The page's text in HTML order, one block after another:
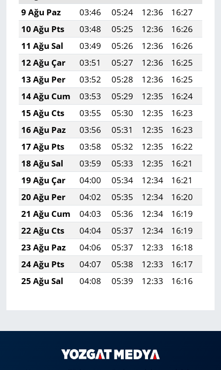
9 Ağu Paz
03:46 05:24 12:36 16:27
10 Ağu Pts
03:48 05:25 12:36 16:26
11 Ağu Sal
03:49 05:26 12:36 16:26
12 Ağu Çar
03:51 05:27 12:36 16:25
13 Ağu Per
03:52 05:28 12:36 16:25
14 Ağu Cum
03:53 05:29 12:35 16:24
15 Ağu Cts
03:55 05:30 12:35 16:23
16 Ağu Paz
03:56 05:31 12:35 16:23
17 Ağu Pts
03:58 05:32 12:35 16:22
18 Ağu Sal
03:59 05:33 12:35 16:21
19 Ağu Çar
04:00 05:34 12:34 16:21
20 Ağu Per
04:02 05:35 12:34 16:20
21 Ağu Cum
04:03 05:36 12:34 16:19
22 Ağu Cts
04:04 05:37 12:34 16:19
23 Ağu Paz
04:06 05:37 12:33 16:18
24 Ağu Pts
04:07 05:38 12:33 16:17
25 Ağu Sal
04:08 05:39 12:33 16:16